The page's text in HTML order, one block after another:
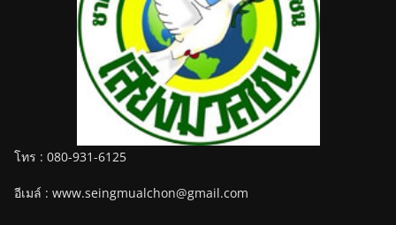
โทร : 080-931-6125
อีเมล์ : www.seingmualchon@gmail.com